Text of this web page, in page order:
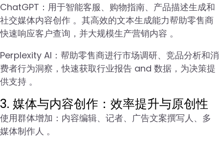
ChatGPT：用于智能客服、购物指南、产品描述生成和
社交媒体内容创作 。其高效的文本生成能力帮助零售商
快速响应客户查询，并大规模生产营销内容 。
Perplexity AI：帮助零售商进行市场调研、竞品分析和消
费者行为洞察，快速获取行业报告 and 数据，为决策提
供支持 。
3. 媒体与内容创作：效率提升与原创性
使用群体增加：内容编辑、记者、广告文案撰写人、多
媒体制作人 。